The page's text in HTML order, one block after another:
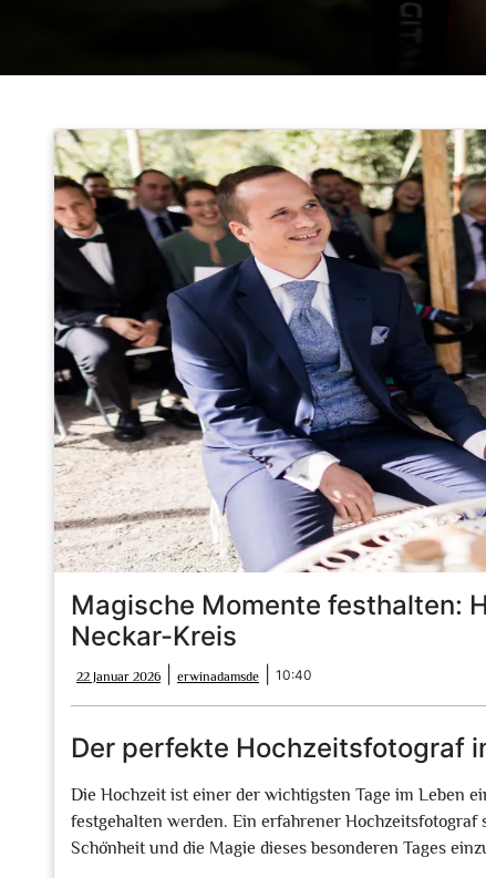
Magische Momente festhalten:
Neckar-Kreis
22 Januar 2026
Januar
2026
erwinadamsde erwinadamsde
10:40
Der perfekte Hochzeitsfotograf
Die Hochzeit ist einer der wichtigsten Tage im Leben
festgehalten werden. Ein erfahrener
Schönheit und die Magie dieses besonderen Tages